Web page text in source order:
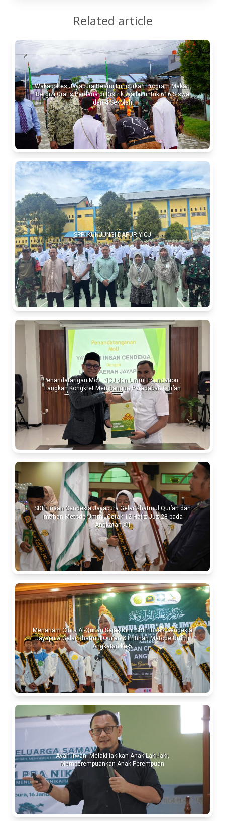
Related article
Wakapolres Jayapura Resmi Luncurkan Program Makan
Bergizi Gratis Perdana di Distrik Waibu untuk 616 Siswa
dari 4 Sekolah
SPPI KUNJUNGI DAPUR YICJ
Penandatangan MoU YICJ dan Ummi Foundation :
Langkah Kongkret Membangun Peradaban Qur’an
SDIT Insan Cendekia Jayapura Gelar Khatmul Qur’an dan
Imtihan Metode Ummi, Cetak 12 Hafiz Juz 28 pada
Angkatan XII
Menanam Cinta Al-Qur’an Sejak Dini: SDIT Insan Cendekia
Jayapura Gelar Khatmul Qur’an & Imtihan Metode Ummi
Angkatan ke-5
Ayah Irwan: Melaki-lakikan Anak Laki-laki,
Memperempuankan Anak Perempuan